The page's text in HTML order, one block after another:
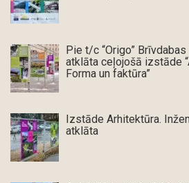
Pie t/c “Origo”
atklāta ceļojošā izstāde
Forma un faktūra”
Izstāde Arhitektūra.
atklāta